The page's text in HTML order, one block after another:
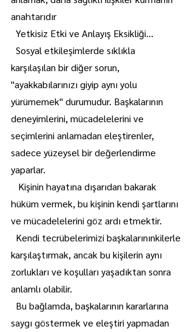
anahtarıdır
Yetkisiz Etki ve Anlayış Eksikliği...
Sosyal etkileşimlerde sıklıkla
karşılaşılan bir diğer sorun,
"ayakkabılarınızı giyip aynı yolu
yürümemek" durumudur. Başkalarının
deneyimlerini, mücadelelerini ve
seçimlerini anlamadan eleştirenler,
sadece yüzeysel bir değerlendirme
yaparlar.
Kişinin hayatına dışarıdan bakarak
hüküm vermek, bu kişinin kendi şartlarını
ve mücadelelerini göz ardı etmektir.
Kendi tecrübelerimizi başkalarınınkilerle
karşılaştırmak, ancak bu kişilerin aynı
zorlukları ve koşulları yaşadıktan sonra
anlamlı olabilir.
Bu bağlamda, başkalarının kararlarına
saygı göstermek ve eleştiri yapmadan